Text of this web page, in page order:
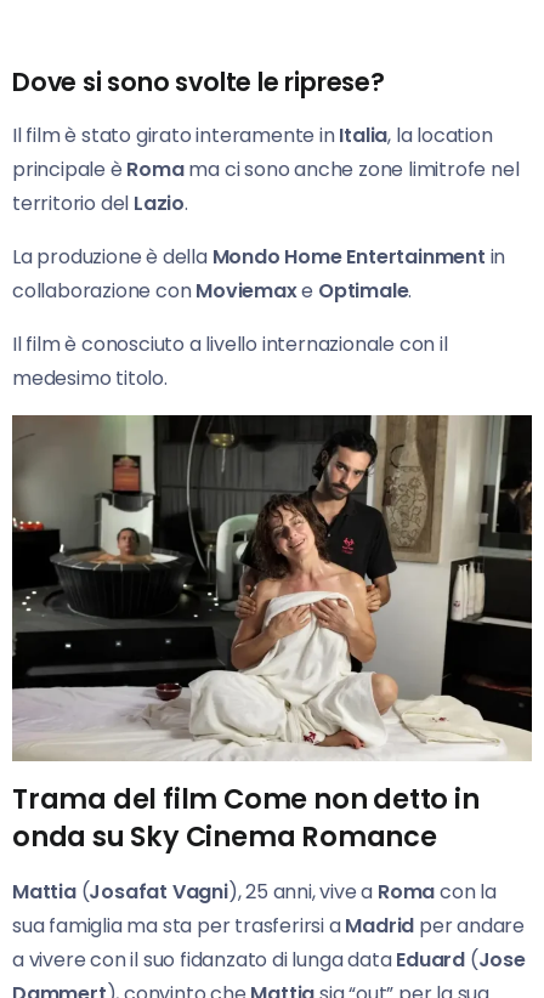
Dove si sono svolte le riprese?
Il film è stato girato interamente inItalia, la location
principale è Romama ci sono anche zone limitrofe nel
territorio del Lazio.
La produzione è della Mondo Home Entertainment in
collaborazione conMoviemaxe Optimale.
Il film è conosciuto a livello internazionale con il
medesimo titolo.
Trama del film Come non detto in
onda su Sky Cinema Romance
Mattia(Josafat Vagni), 25 anni, vive a Romacon la
sua famiglia ma sta per trasferirsi aMadrid per andare
a vivere con il suo fidanzato di lunga dataEduard (Jose